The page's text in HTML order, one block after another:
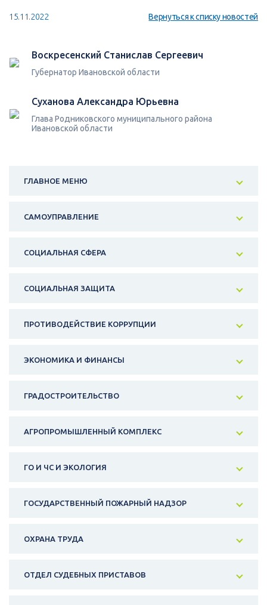
15.11.2022 Вернуться к списку новостей
Воскресенский Станислав Сергеевич
Губернатор Ивановской области
Суханова Александра Юрьевна
Глава Родниковского муниципального района
Ивановской области
ГЛАВНОЕ МЕНЮ
САМОУПРАВЛЕНИЕ
СОЦИАЛЬНАЯ СФЕРА
СОЦИАЛЬНАЯ ЗАЩИТА
ПРОТИВОДЕЙСТВИЕ КОРРУПЦИИ
ЭКОНОМИКА И ФИНАНСЫ
ГРАДОСТРОИТЕЛЬСТВО
АГРОПРОМЫШЛЕННЫЙ КОМПЛЕКС
ГО И ЧС И ЭКОЛОГИЯ
ГОСУДАРСТВЕННЫЙ ПОЖАРНЫЙ НАДЗОР
ОХРАНА ТРУДА
ОТДЕЛ СУДЕБНЫХ ПРИСТАВОВ